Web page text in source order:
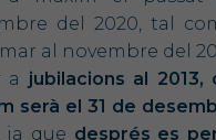
del 2020, tal
al novembre del
a jubilacions al 2013,
serà el 31 de
ja que després es